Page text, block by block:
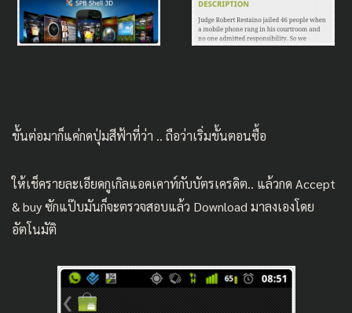
ขั้นต่อมาก็แค่กดปุ่มสีฟ้าที่ว่า .. ถือว่าเริ่มขั้นตอนซื้อ
ให้เช็ครายละเอียดกูเกิลแอคเคาท์กับบัตรเครดิต.. แล้วกด Accept
& buy ซักแป๊บมันก็จะตรวจสอบแล้ว Download มาลงเองโดย
อัตโนมัติ